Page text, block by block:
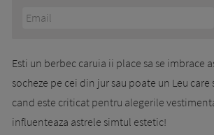
Esti un berbec caruia ii place sa se imbrace
socheze pe cei din jur sau poate un Leu care
cand este criticat pentru alegerile
influenteaza astrele simtul estetic!